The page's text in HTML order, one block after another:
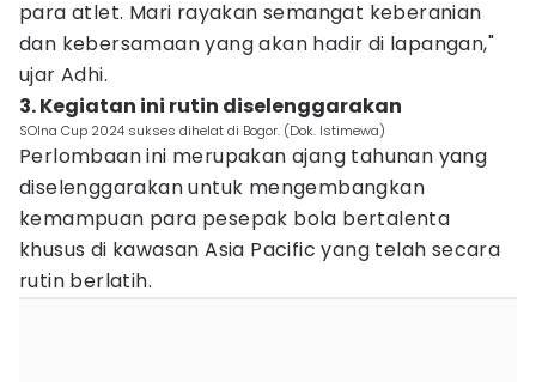
para atlet. Mari rayakan semangat keberanian
dan kebersamaan yang akan hadir di lapangan,"
ujar Adhi.
3. Kegiatan ini rutin diselenggarakan
SOIna Cup 2024 sukses dihelat di Bogor. (Dok. Istimewa)
Perlombaan ini merupakan ajang tahunan yang
diselenggarakan untuk mengembangkan
kemampuan para pesepak bola bertalenta
khusus di kawasan Asia Pacific yang telah secara
rutin berlatih.